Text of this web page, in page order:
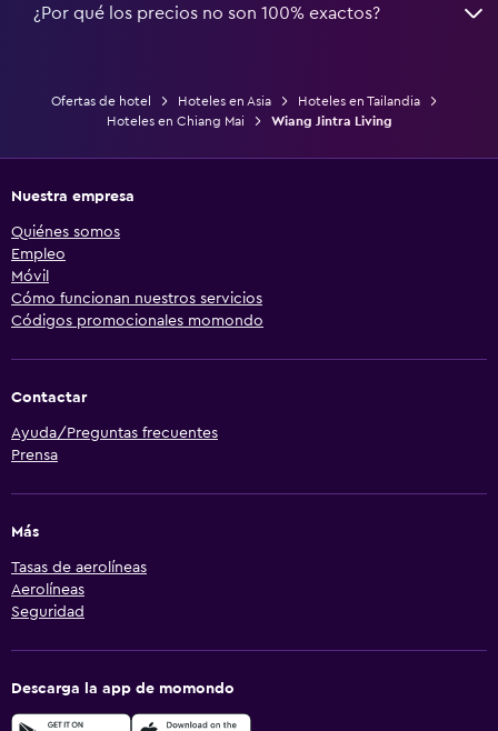
¿Por qué los precios no son 100% exactos?
Ofertas de hotel Hoteles en Asia
Hoteles en Tailandia
Hoteles en Chiang Mai
Wiang Jintra Living
Nuestra empresa
Quiénes somos
Empleo
Móvil
Cómo funcionan nuestros servicios
Códigos promocionales momondo
Contactar
Ayuda/Preguntas frecuentes
Prensa
Más
Tasas de aerolíneas
Aerolíneas
Seguridad
Descarga la app de momondo